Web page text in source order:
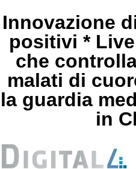
Innovazione
positivi *
che
malati di
la guardia
in